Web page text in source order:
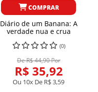
COMPRAR
Diário de um Banana: A
verdade nua e crua
(0)
De R$ 44,90 Por
R$ 35,92
Ou 10x De R$ 3,59